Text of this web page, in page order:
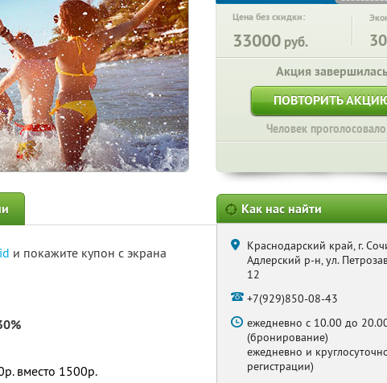
Цена без скидки:
33000 руб.
Акция
ПОВТОРИТЬ
Человек
и покажите купон с экрана
вместо 1500р.
Как нас найти
Краснодарский край, г.
Адлерский р-н, ул.
12
+7(929)850-08-43
ежедневно с 10.00 до
(бронирование)
ежедневно и
регистрации)